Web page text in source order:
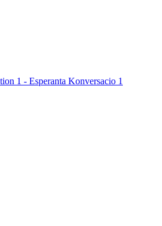
1 - Esperanta Konversacio 1